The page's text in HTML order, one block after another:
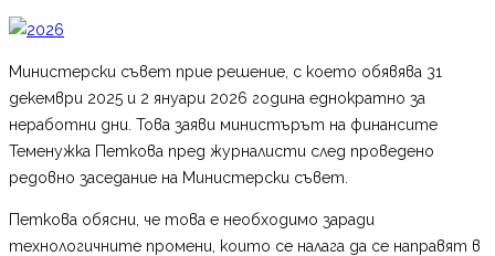
Министерски съвет прие решение, с което обявява 31
декември 2025 и 2 януари 2026 година еднократно за
неработни дни. Това заяви министърът на финансите
Теменужка Петкова пред журналисти след проведено
редовно заседание на Министерски съвет.
Петкова обясни, че това е необходимо заради
технологичните промени, които се налага да се направят в